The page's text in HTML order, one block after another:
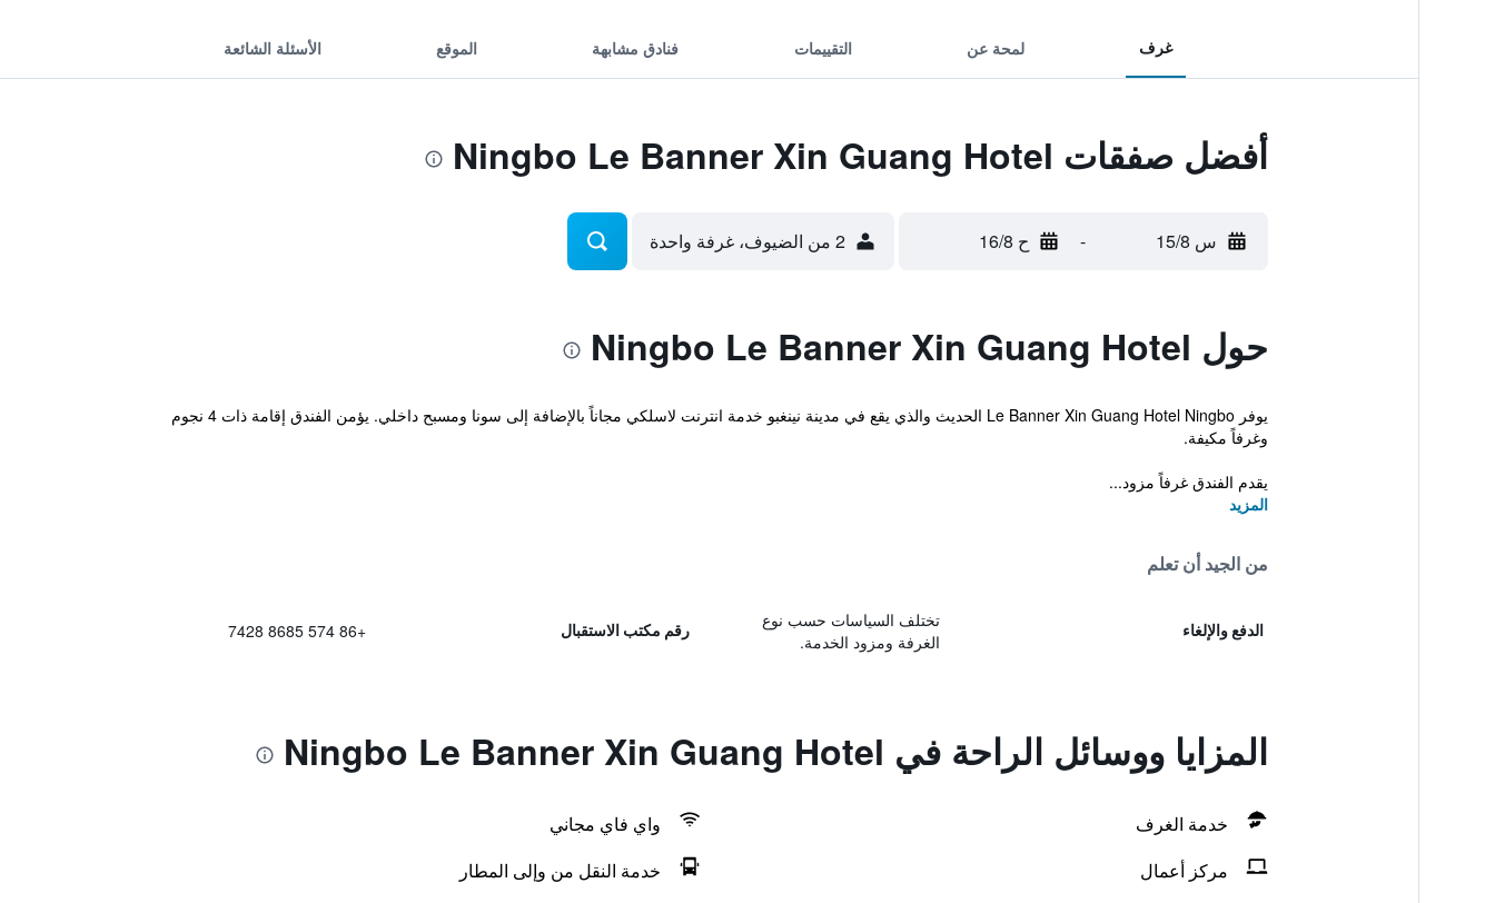
غرف لمحة عن التقييمات فنادق مشابهة الموقع الأسئلة الشائعة
أفضل صفقات Ningbo Le Banner Xin Guang Hotel
س 15/8 - ح 16/8 2 من الضيوف، غرفة واحدة
حول Ningbo Le Banner Xin Guang Hotel
يوفر Le Banner Xin Guang Hotel Ningbo الحديث والذي يقع في مدينة نينغبو خدمة انترنت لاسلكي مجاناً بالإضافة إلى سونا ومسبح داخلي. يؤمن الفندق إقامة ذات 4 نجوم
وغرفاً مكيفة.
يقدم الفندق غرفاً مزود...
المزيد
من الجيد أن تعلم
الدفع والإلغاء
تختلف السياسات حسب نوع
الغرفة ومزود الخدمة.
رقم مكتب الاستقبال +86 574 8685 7428
المزايا ووسائل الراحة في Ningbo Le Banner Xin Guang Hotel
خدمة الغرف
واي فاي مجاني
مركز أعمال
خدمة النقل من وإلى المطار